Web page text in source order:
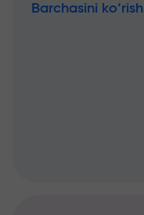
Barchasini ko‘rish